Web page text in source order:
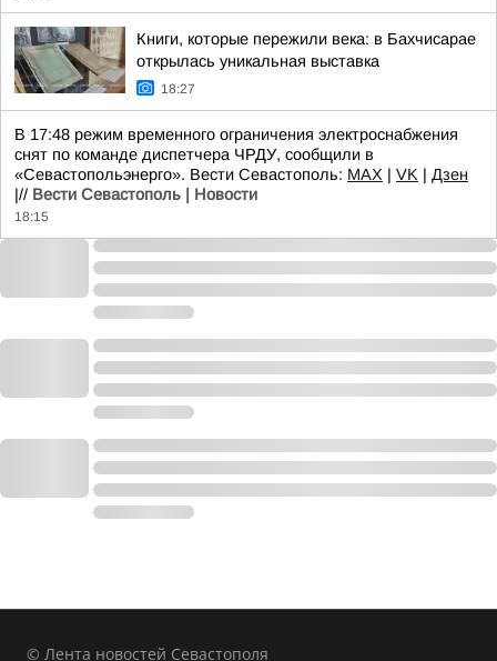
Книги, которые пережили века: в Бахчисарае
открылась уникальная выставка
18:27
В 17:48 режим временного ограничения электроснабжения
снят по команде диспетчера ЧРДУ, сообщили в
«Севастопольэнерго». Вести Севастополь: MAX | VK | Дзен
|// Вести Севастополь | Новости
18:15
© Лента новостей Севастополя